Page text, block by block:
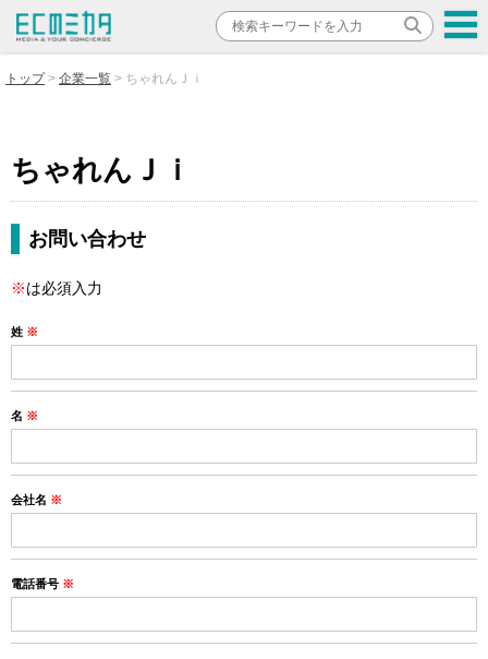
トップ 企業一覧 ちゃれんＪｉ
ちゃれんＪｉ
お問い合わせ
※は必須入力
姓 ※
名 ※
会社名 ※
電話番号 ※